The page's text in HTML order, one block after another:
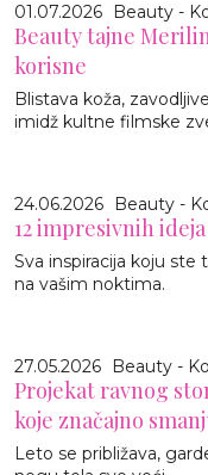
01.07.2026 Beauty -
Beauty tajne
korisne
Blistava koža,
imidž kultne filmske
24.06.2026 Beauty -
12 impresivnih
Sva inspiracija koju ste
na vašim noktima.
27.05.2026 Beauty -
Projekat ravnog
koje značajno
Leto se približava,